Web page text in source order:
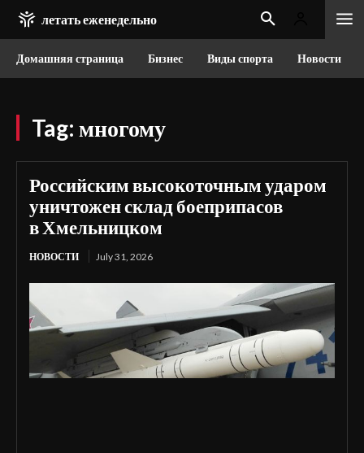
летать еженедельно
Домашняя страница Бизнес Виды спорта Новости
Tag: многому
Российским высокоточным ударом
уничтожен склад боеприпасов
в Хмельницком
НОВОСТИ July 31, 2026